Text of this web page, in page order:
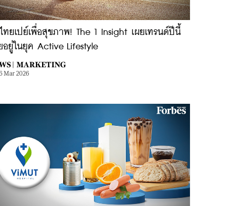
ทยเปย์เพื่อสุขภาพ! The 1 Insight เผยเทรนด์ปีนี้
อยู่ในยุค Active Lifestyle
| MARKETING
Mar 2026